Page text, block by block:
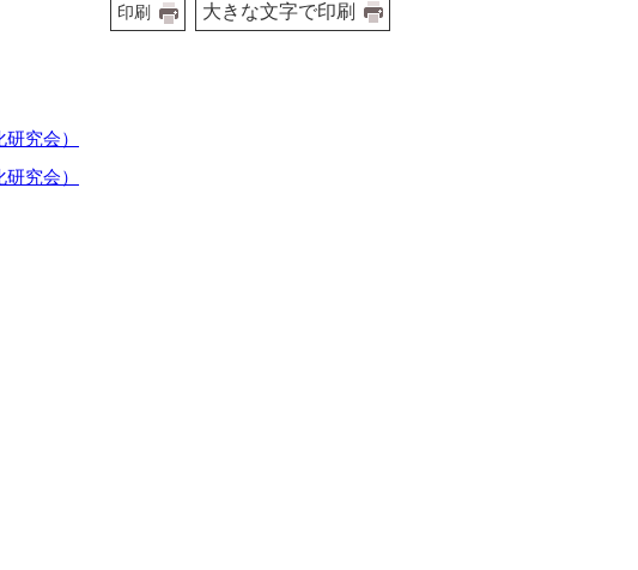
印刷 大きな文字で印刷
究会）
究会）